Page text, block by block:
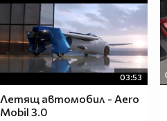
03:53
Летящ автомобил - Aero
Mobil 3.0